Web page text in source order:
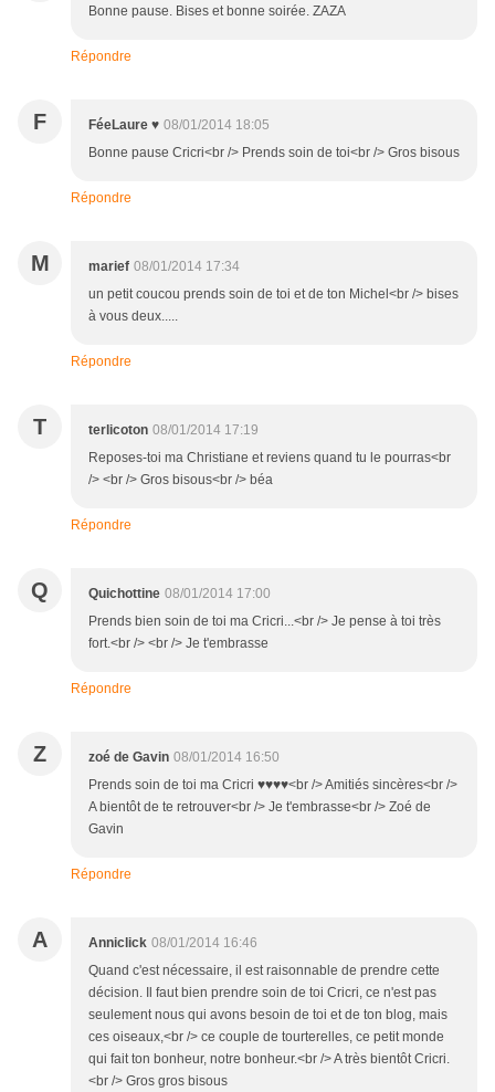
Bonne pause. Bises et bonne soirée. ZAZA
Répondre
F FéeLaure ♥ 08/01/2014 18:05
Bonne pause Cricri<br /> Prends soin de toi<br /> Gros bisous
Répondre
M marief 08/01/2014 17:34
un petit coucou prends soin de toi et de ton Michel<br /> bises
à vous deux.....
Répondre
T terlicoton 08/01/2014 17:19
Reposes-toi ma Christiane et reviens quand tu le pourras<br
/> <br /> Gros bisous<br /> béa
Répondre
Q Quichottine 08/01/2014 17:00
Prends bien soin de toi ma Cricri...<br /> Je pense à toi très
fort.<br /> <br /> Je t'embrasse
Répondre
Z zoé de Gavin 08/01/2014 16:50
Prends soin de toi ma Cricri ♥♥♥♥<br /> Amitiés sincères<br />
A bientôt de te retrouver<br /> Je t'embrasse<br /> Zoé de
Gavin
Répondre
A Anniclick 08/01/2014 16:46
Quand c'est nécessaire, il est raisonnable de prendre cette
décision. Il faut bien prendre soin de toi Cricri, ce n'est pas
seulement nous qui avons besoin de toi et de ton blog, mais
ces oiseaux,<br /> ce couple de tourterelles, ce petit monde
qui fait ton bonheur, notre bonheur.<br /> A très bientôt Cricri.
<br /> Gros gros bisous